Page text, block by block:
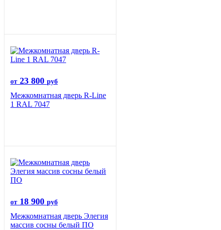
от 23 800 руб
Межкомнатная дверь R-Line
1 RAL 7047
от 18 900 руб
Межкомнатная дверь Элегия
массив сосны белый ПО